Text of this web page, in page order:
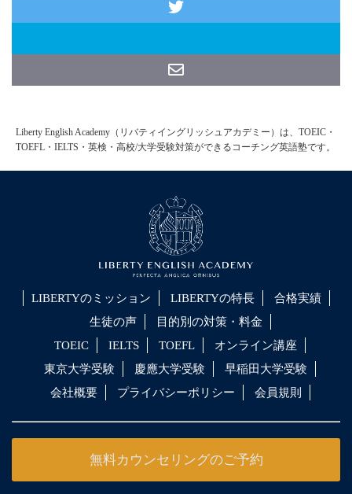
Liberty English Academy（リバティイングリッシュアカデミー）は、TOEIC・
TOEFL・IELTS・英検・高校/大学受験対策ができるコーチング英語塾です。
LIBERTYのミッション LIBERTYの特長
合格実績
生徒の声
目的別の対策・料金
TOEIC
IELTS TOEFL
オンライン講座
東京大学受験
慶應大学受験
早稲田大学受験
会社概要
プライバシーポリシー 会員規則
無料カウンセリングのご予約